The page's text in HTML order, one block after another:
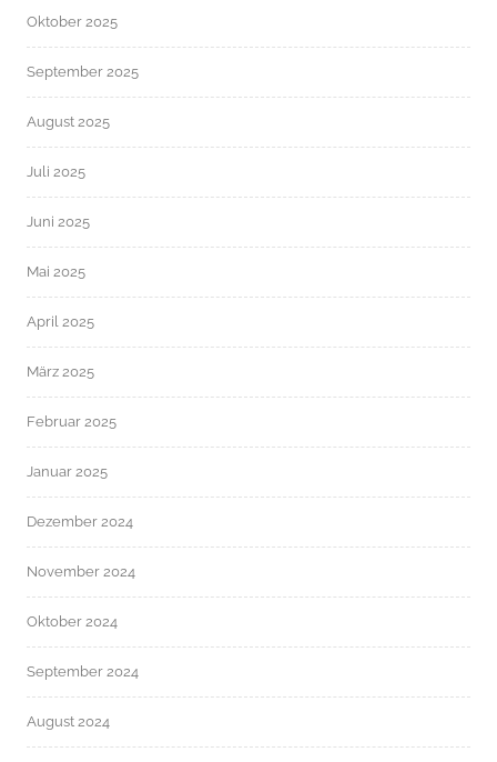
Oktober 2025
September 2025
August 2025
Juli 2025
Juni 2025
Mai 2025
April 2025
März 2025
Februar 2025
Januar 2025
Dezember 2024
November 2024
Oktober 2024
September 2024
August 2024